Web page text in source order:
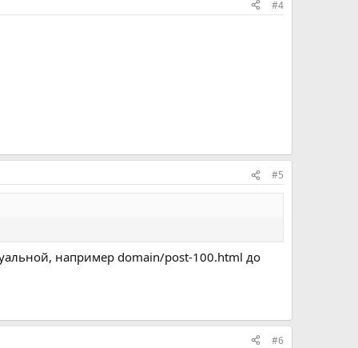
#4
#5
например domain/post-100.html до
#6